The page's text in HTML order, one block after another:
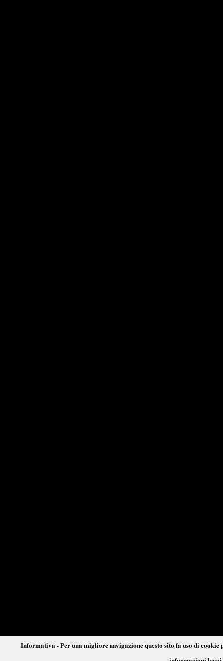
Informativa - Per una migliore navigazione questo sito fa uso di